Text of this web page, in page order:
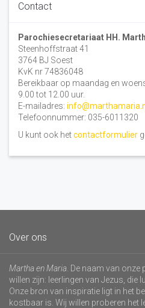
Contact
Parochiesecretariaat HH.
Steenhoffstraat 41
3764 BJ Soest
KvK nr 74836048
Bereikbaar op maandag en
9.00 tot 12.00 uur.
E-mailadres:
Telefoonnummer: 035-6011320
U kunt ook hetcontactformulier
Over ons
Martha en Maria . De naam van
willen zijn: leerlingen van Jezus, die
Onze bron van inspiratie ligt in het
kostbaar is. Wij willen proberen het